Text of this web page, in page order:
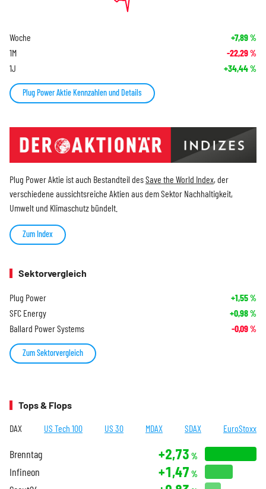
Woche +7,89%
1M -22,29%
1J +34,44%
Plug Power Aktie Kennzahlen und Details
Plug Power Aktie ist auch Bestandteil desSave the World Index, der
verschiedene aussichtsreiche Aktien aus dem Sektor Nachhaltigkeit,
Umwelt und Klimaschutz bündelt.
Zum Index
Sektorvergleich
Plug Power +1,55%
SFC Energy +0,98%
Ballard Power Systems -0,09%
Zum Sektorvergleich
Tops & Flops
DAX US Tech 100 US 30 MDAX SDAX EuroStoxx
Brenntag +2,73 %
Infineon +1,47 %